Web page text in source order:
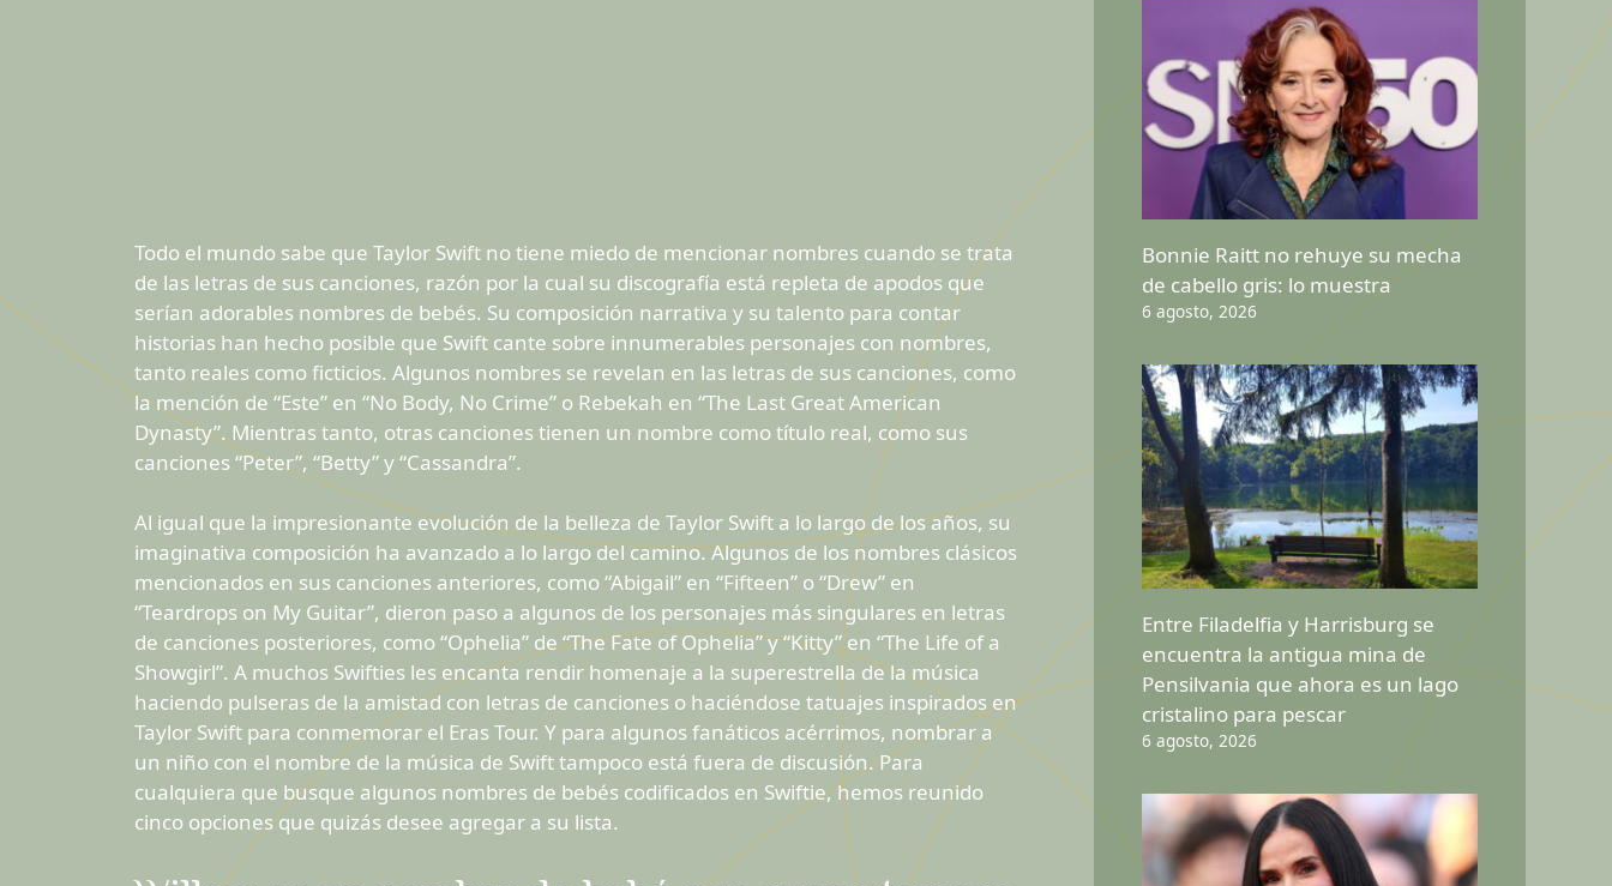
Todo el mundo sabe que Taylor Swift no tiene miedo de mencionar nombres cuando se trata
de las letras de sus canciones, razón por la cual su discografía está repleta de apodos que
serían adorables nombres de bebés. Su composición narrativa y su talento para contar
historias han hecho posible que Swift cante sobre innumerables personajes con nombres,
tanto reales como ficticios. Algunos nombres se revelan en las letras de sus canciones, como
la mención de “Este” en “No Body, No Crime” o Rebekah en “The Last Great American
Dynasty”. Mientras tanto, otras canciones tienen un nombre como título real, como sus
canciones “Peter”, “Betty” y “Cassandra”.
Al igual que la impresionante evolución de la belleza de Taylor Swift a lo largo de los años, su
imaginativa composición ha avanzado a lo largo del camino. Algunos de los nombres clásicos
mencionados en sus canciones anteriores, como “Abigail” en “Fifteen” o “Drew” en
“Teardrops on My Guitar”, dieron paso a algunos de los personajes más singulares en letras
de canciones posteriores, como “Ophelia” de “The Fate of Ophelia” y “Kitty” en “The Life of a
Showgirl”. A muchos Swifties les encanta rendir homenaje a la superestrella de la música
haciendo pulseras de la amistad con letras de canciones o haciéndose tatuajes inspirados en
Taylor Swift para conmemorar el Eras Tour. Y para algunos fanáticos acérrimos, nombrar a
un niño con el nombre de la música de Swift tampoco está fuera de discusión. Para
cualquiera que busque algunos nombres de bebés codificados en Swiftie, hemos reunido
cinco opciones que quizás desee agregar a su lista.
Bonnie Raitt no rehuye su mecha
de cabello gris: lo muestra
6 agosto, 2026
Entre Filadelfia y Harrisburg se
encuentra la antigua mina de
Pensilvania que ahora es un lago
cristalino para pescar
6 agosto, 2026